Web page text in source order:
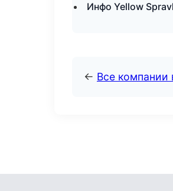
Инфо Yellow
← Все компании